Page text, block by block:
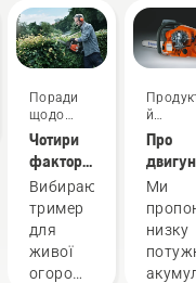
Поради
щодо
придбання
Чотири
фактори,
які треба
взяти до
уваги,
купуючи
тример
Вибираючи
тример
для
живої
огорожі,
й
інновації
Про
двигун
X-
Ми
низку